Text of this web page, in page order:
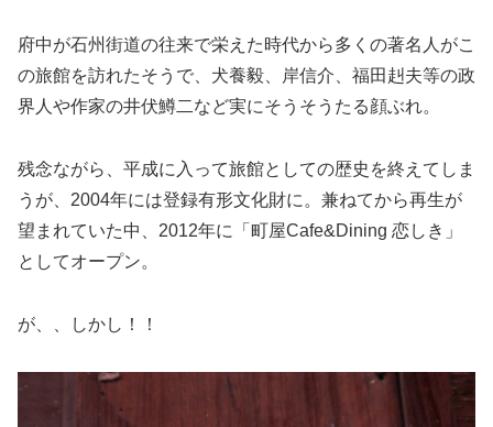
府中が石州街道の往来で栄えた時代から多くの著名人がこ
の旅館を訪れたそうで、犬養毅、岸信介、福田赳夫等の政
界人や作家の井伏鱒二など実にそうそうたる顔ぶれ。
残念ながら、平成に入って旅館としての歴史を終えてしま
うが、2004年には登録有形文化財に。兼ねてから再生が
望まれていた中、2012年に「町屋Cafe&Dining 恋しき」
としてオープン。
が、、しかし！！